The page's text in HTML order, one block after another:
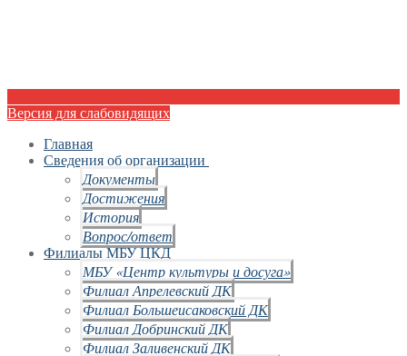
Версия для слабовидящих
Главная
Сведения об организации
Документы
Достижения
История
Вопрос/ответ
Филиалы МБУ ЦКД
МБУ «Центр культуры и досуга»
Филиал Апрелевский ДК
Филиал Большеисаковский ДК
Филиал Добринский ДК
Филиал Заливенский ДК